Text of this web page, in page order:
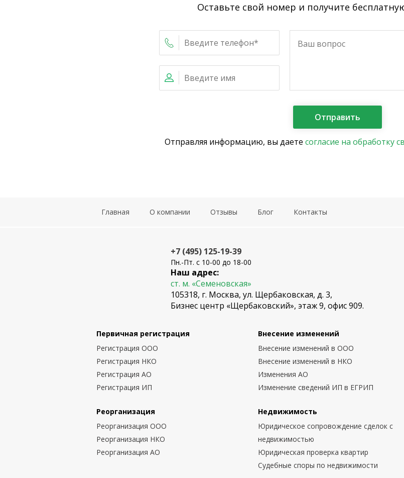
Оставьте свой номер и получите
Отправляя информацию, вы даете согласие на обработку
Главная О компании Отзывы Блог Контакты
+7 (495) 125-19-39
Пн.-Пт. с 10-00 до 18-00
Наш адрес:
ст. м. «Семеновская»
105318, г. Москва, ул. Щербаковская, д. 3,
Бизнес центр «Щербаковский», этаж 9, офис 909.
Первичная регистрация
Регистрация ООО
Регистрация НКО
Регистрация АО
Регистрация ИП
Внесение изменений
Внесение изменений в ООО
Внесение изменений в НКО
Изменения АО
Изменение сведений ИП в ЕГРИП
Реорганизация
Реорганизация ООО
Реорганизация НКО
Реорганизация АО
Недвижимость
Юридическое сопровождение сделок с
недвижимостью
Юридическая проверка квартир
Судебные споры по недвижимости